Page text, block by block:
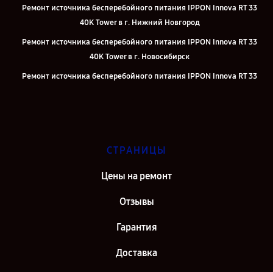
Ремонт источника бесперебойного питания IPPON Innova RT 33
40K Tower в г. Нижний Новгород
Ремонт источника бесперебойного питания IPPON Innova RT 33
40K Tower в г. Новосибирск
Ремонт источника бесперебойного питания IPPON Innova RT 33
Ремонт источника бесперебойного питания IPPON Innova RT 33
Ремонт источника бесперебойного питания IPPON Innova RT 33
СТРАНИЦЫ
Цены на ремонт
Отзывы
Гарантия
Доставка